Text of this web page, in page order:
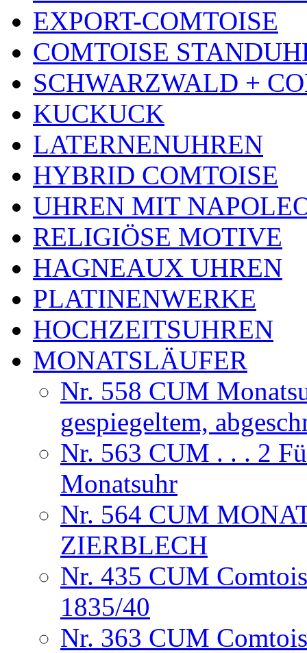
EXPORT-COMTOISE
COMTOISE
SCHWARZWALD +
KUCKUCK
LATERNENUHREN
HYBRID COMTOISE
UHREN MIT
RELIGIÖSE MOTIVE
HAGNEAUX UHREN
PLATINENWERKE
HOCHZEITSUHREN
MONATSLÄUFER
Nr. 558 CUM
gespiegeltem,
Nr. 563 CUM . . . 2
Monatsuhr
Nr. 564 CUM
ZIERBLECH
Nr. 435 CUM
1835/40
Nr. 363 CUM